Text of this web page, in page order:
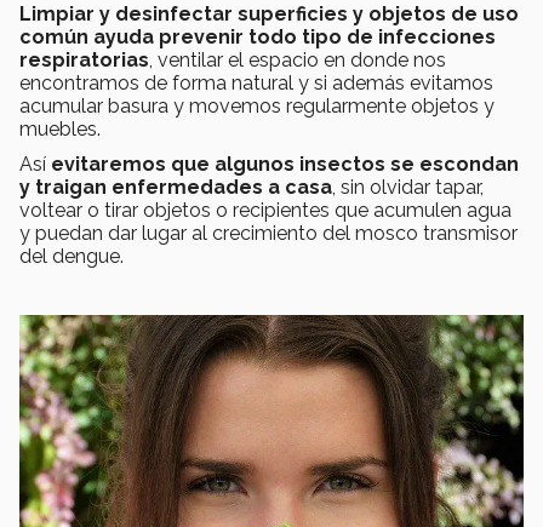
Limpiar y desinfectar superficies y objetos de uso
común ayuda prevenir todo tipo de infecciones
respiratorias , ventilar el espacio en donde nos
encontramos de forma natural y si además evitamos
acumular basura y movemos regularmente objetos y
muebles.
Así evitaremos que algunos insectos se escondan
y traigan enfermedades a casa , sin olvidar tapar,
voltear o tirar objetos o recipientes que acumulen agua
y puedan dar lugar al crecimiento del mosco transmisor
del dengue.